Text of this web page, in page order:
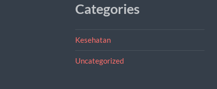
Categories
Kesehatan
Uncategorized